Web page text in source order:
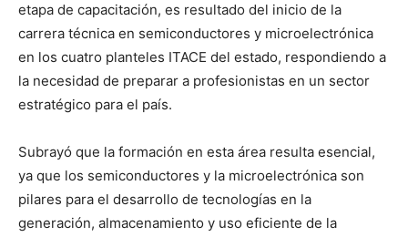
etapa de capacitación, es resultado del inicio de la
carrera técnica en semiconductores y microelectrónica
en los cuatro planteles ITACE del estado, respondiendo a
la necesidad de preparar a profesionistas en un sector
estratégico para el país.
Subrayó que la formación en esta área resulta esencial,
ya que los semiconductores y la microelectrónica son
pilares para el desarrollo de tecnologías en la
generación, almacenamiento y uso eficiente de la